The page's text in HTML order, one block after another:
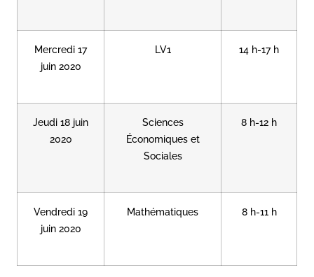
Mercredi 17
juin 2020
LV1 14 h-17 h
Jeudi 18 juin
2020
Sciences
Économiques et
Sociales
8 h-12 h
Vendredi 19
juin 2020
Mathématiques 8 h-11 h